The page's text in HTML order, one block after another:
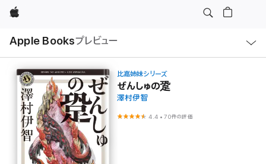
Apple
Apple Booksプレビュー
ル
比嘉姉妹シリーズ
ぜんしゅの跫
澤村伊智
4.4 •70件の評価